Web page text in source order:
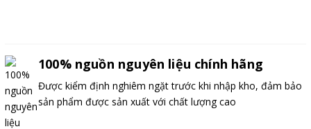
100% nguồn nguyên liệu chính hãng
Được kiểm định nghiêm ngặt trước khi nhập kho, đảm bảo
sản phẩm được sản xuất với chất lượng cao